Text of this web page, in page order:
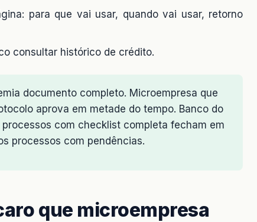
para que vai usar, quando vai usar, retorno
consultar histórico de crédito.
documento completo. Microempresa que
aprova em metade do tempo. Banco do
com checklist completa fecham em
processos com pendências.
que microempresa